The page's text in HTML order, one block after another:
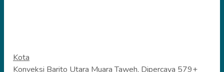
Categories
Kota
Konveksi Barito Utara Muara Taweh, Dipercaya 579+